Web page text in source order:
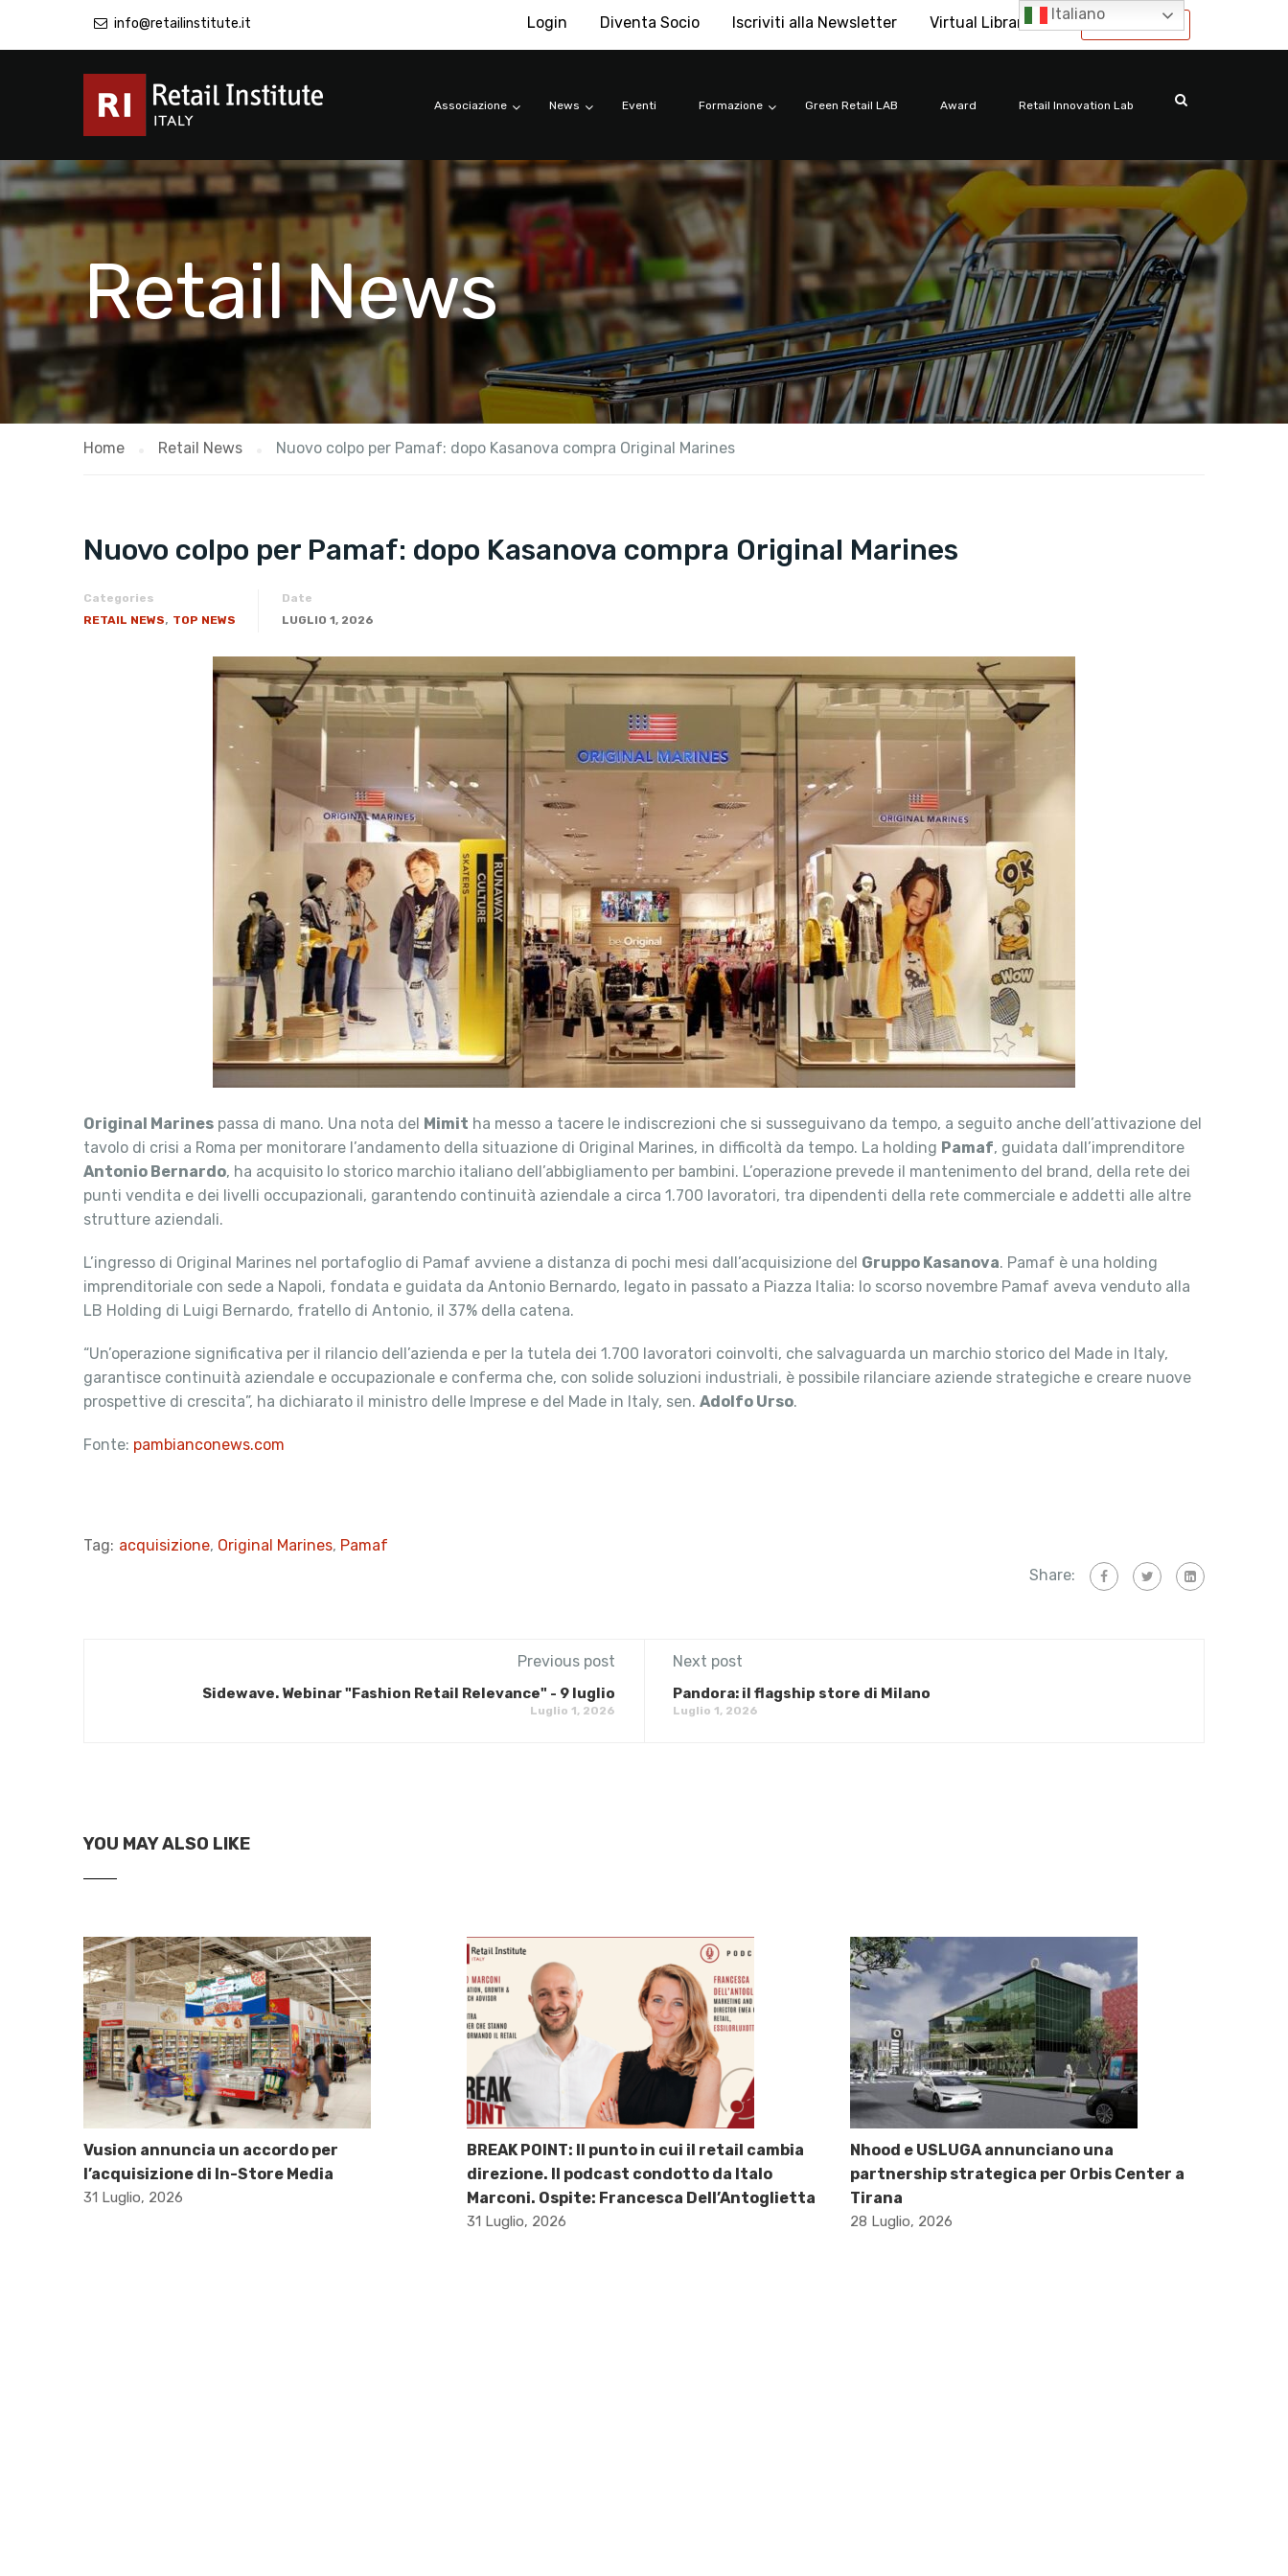
info@retailinstitute.it International
Login Diventa Socio Iscriviti alla Newsletter Virtual Library
Associazione News Eventi Formazione Green Retail LAB Award Retail Innovation Lab
Retail News
Home Retail News Nuovo colpo per Pamaf: dopo Kasanova compra Original Marines
Nuovo colpo per Pamaf: dopo Kasanova compra Original Marines
Categories
RETAIL NEWS, TOP NEWS
Date
LUGLIO 1, 2026
Original Marines passa di mano. Una nota del Mimit ha messo a tacere le indiscrezioni che si susseguivano da tempo, a seguito anche dell’attivazione del
tavolo di crisi a Roma per monitorare l’andamento della situazione di Original Marines, in difficoltà da tempo. La holding Pamaf, guidata dall’imprenditore
Antonio Bernardo, ha acquisito lo storico marchio italiano dell’abbigliamento per bambini. L’operazione prevede il mantenimento del brand, della rete dei
punti vendita e dei livelli occupazionali, garantendo continuità aziendale a circa 1.700 lavoratori, tra dipendenti della rete commerciale e addetti alle altre
strutture aziendali.
L’ingresso di Original Marines nel portafoglio di Pamaf avviene a distanza di pochi mesi dall’acquisizione del Gruppo Kasanova. Pamaf è una holding
imprenditoriale con sede a Napoli, fondata e guidata da Antonio Bernardo, legato in passato a Piazza Italia: lo scorso novembre Pamaf aveva venduto alla
LB Holding di Luigi Bernardo, fratello di Antonio, il 37% della catena.
“Un’operazione significativa per il rilancio dell’azienda e per la tutela dei 1.700 lavoratori coinvolti, che salvaguarda un marchio storico del Made in Italy,
garantisce continuità aziendale e occupazionale e conferma che, con solide soluzioni industriali, è possibile rilanciare aziende strategiche e creare nuove
prospettive di crescita”, ha dichiarato il ministro delle Imprese e del Made in Italy, sen. Adolfo Urso.
Fonte: pambianconews.com
Tag: acquisizione, Original Marines, Pamaf
Share:
Previous post
Sidewave. Webinar "Fashion Retail Relevance" - 9 luglio
Luglio 1, 2026
Next post
Pandora: il flagship store di Milano
Luglio 1, 2026
YOU MAY ALSO LIKE
Vusion annuncia un accordo per
l’acquisizione di In-Store Media
31 Luglio, 2026
BREAK POINT: Il punto in cui il retail cambia
direzione. Il podcast condotto da Italo
Marconi. Ospite: Francesca Dell’Antoglietta
31 Luglio, 2026
Nhood e USLUGA annunciano una
partnership strategica per Orbis Center a
Tirana
28 Luglio, 2026
Italiano